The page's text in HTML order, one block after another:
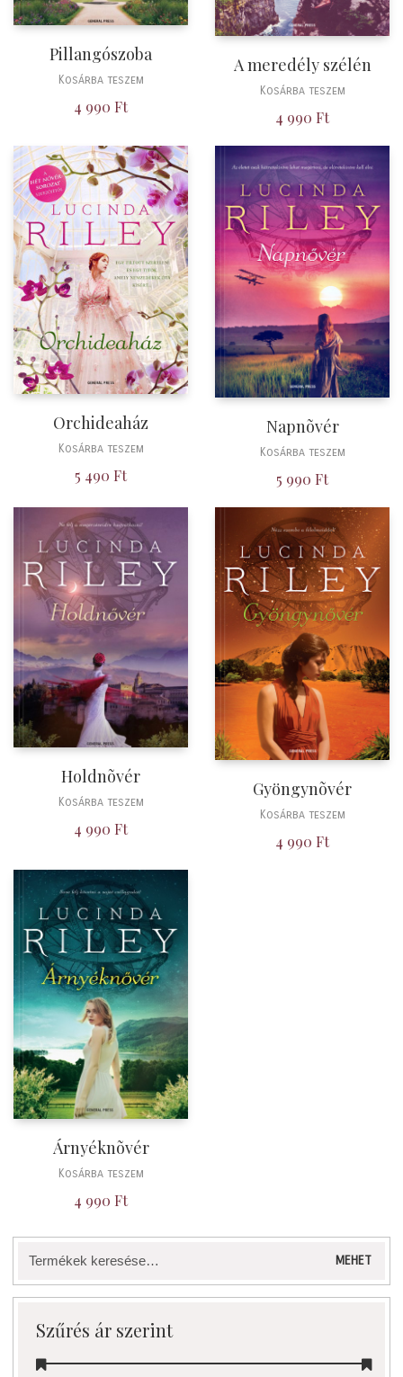
Pillangószoba
Kosárba teszem
4 990 Ft
A meredély szélén
Kosárba teszem
4 990 Ft
Orchideaház
Kosárba teszem
5 490 Ft
Napnõvér
Kosárba teszem
5 990 Ft
Holdnõvér
Kosárba teszem
4 990 Ft
Gyöngynõvér
Kosárba teszem
4 990 Ft
Árnyéknõvér
Kosárba teszem
4 990 Ft
következőre:
MEHET
Szűrés ár szerint